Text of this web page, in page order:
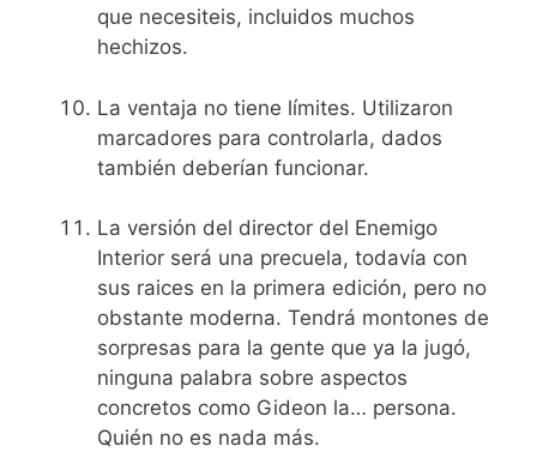
que necesiteis, incluidos muchos
hechizos.
La ventaja no tiene límites. Utilizaron
marcadores para controlarla, dados
también deberían funcionar.
La versión del director del Enemigo
Interior será una precuela, todavía con
sus raices en la primera edición, pero no
obstante moderna. Tendrá montones de
sorpresas para la gente que ya la jugó,
ninguna palabra sobre aspectos
concretos como Gideon la… persona.
Quién no es nada más.